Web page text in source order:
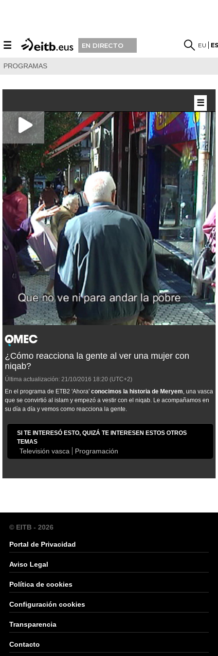
☰ EN DIRECTO EU
PROGRAMAS
¿Cómo reacciona la gente al ver una mujer con
niqab?
Última actualización: 21/10/2016 18:20 (UTC+2)
En el programa de ETB2 'Ahora' conocimos la historia de Meryem, una vasca
que se convirtió al islam y empezó a vestir con el niqab. Le acompañamos en
su día a día y vemos como reacciona la gente.
SI TE INTERESÓ ESTO, QUIZÁ TE INTERESEN ESTOS OTROS
TEMAS
Televisión vasca Programación
☰
© EITB - 2026
Portal de Privacidad
Aviso Legal
Política de cookies
Configuración cookies
Transparencia
Contacto